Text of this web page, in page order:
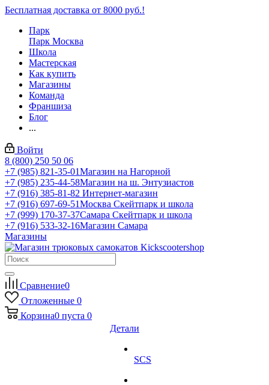
Бесплатная доставка от 8000 руб.!
Парк
Парк Москва
Школа
Мастерская
Как купить
Магазины
Команда
Франшиза
Блог
...
Войти
8 (800) 250 50 06
+7 (985) 821-35-01Магазин на Нагорной
+7 (985) 235-44-58Магазин на ш. Энтузиастов
+7 (916) 385-81-82 Интернет-магазин
+7 (916) 697-69-51Москва Скейтпарк и школа
+7 (999) 170-37-37Самара Скейтпарк и школа
+7 (916) 533-32-16Магазин Самара
Магазины
Сравнение0
Отложенные 0
Корзина0 пуста 0
Детали
SCS